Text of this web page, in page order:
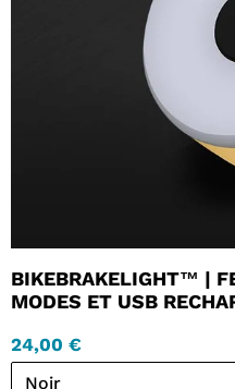
BIKEBRAKELIGHT™ |
MODES ET USB
24,00 €